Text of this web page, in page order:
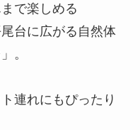
で楽しめる
台に広がる自然体
。
連れにもぴったり